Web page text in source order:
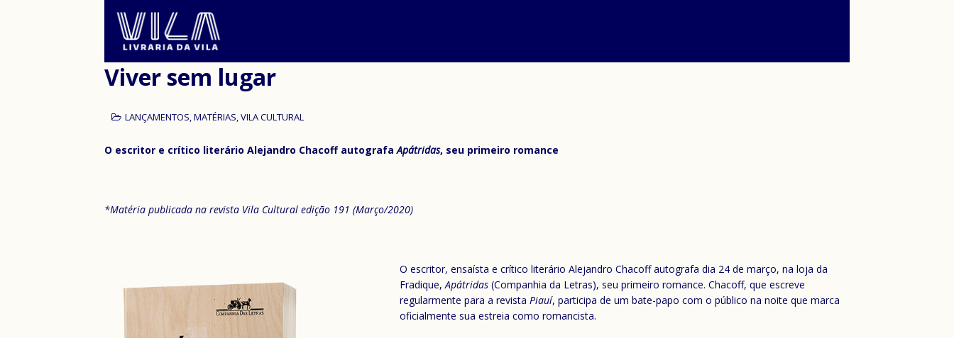
Viver sem lugar
LANÇAMENTOS,MATÉRIAS,VILA CULTURAL
O escritor e crítico literário Alejandro Chacoff autografaApátridas, seu primeiro romance
*Matéria publicada na revista Vila Cultural edição 191 (Março/2020)
O escritor, ensaísta e crítico literário Alejandro Chacoff autografa dia 24 de março, na loja da
Fradique,Apátridas (Companhia da Letras), seu primeiro romance. Chacoff, que escreve
regularmente para a revista Piauí, participa de um bate-papo com o público na noite que marca
oficialmente sua estreia como romancista.